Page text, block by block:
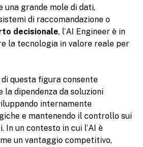
una grande mole di dati,
di raccomandazione o
decisionale, l’AI Engineer è in
la tecnologia in valore reale per
di questa figura consente
la dipendenza da soluzioni
internamente
e mantenendo il controllo sui
In un contesto in cui l’AI è
un vantaggio competitivo,